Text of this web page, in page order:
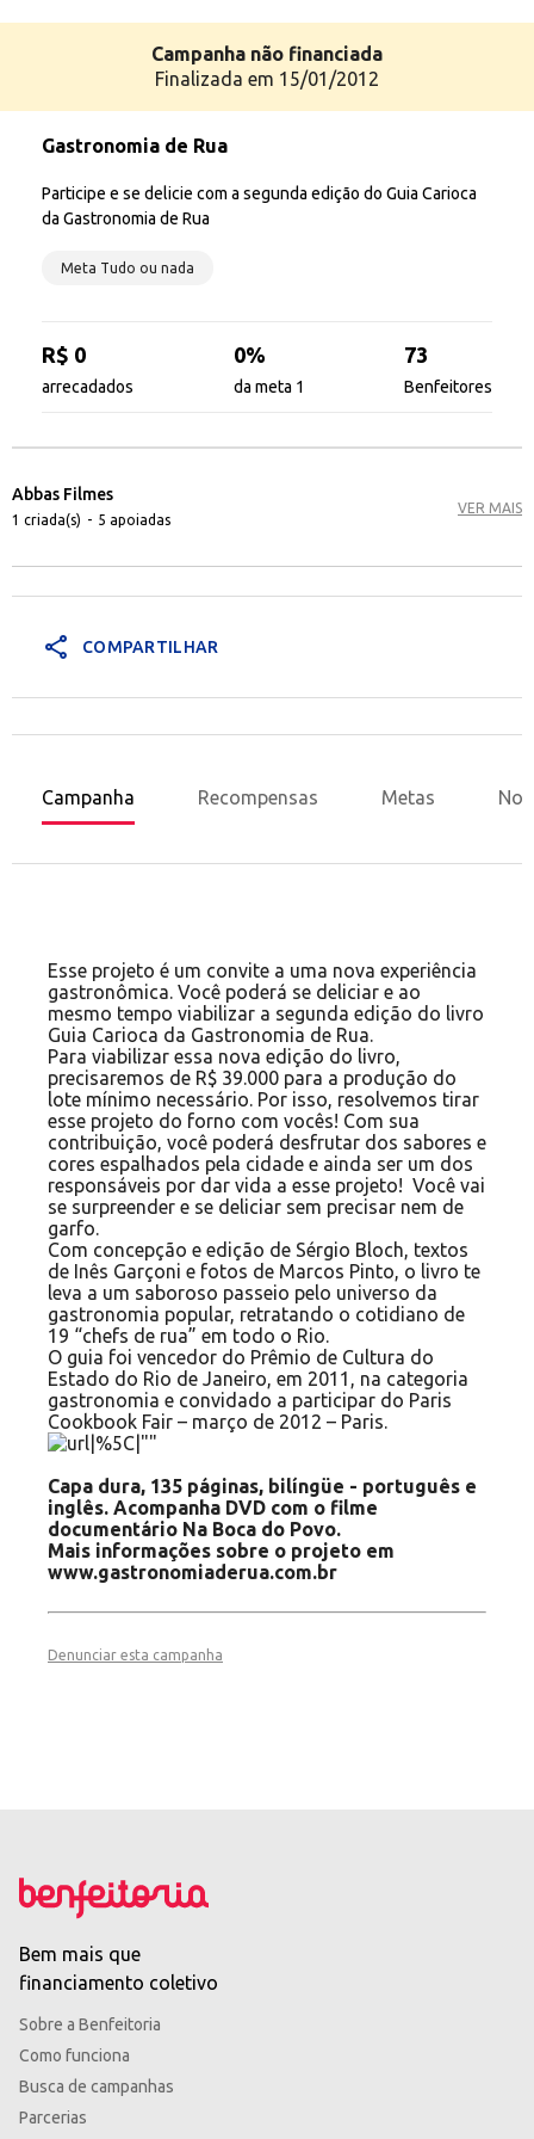
Campanha não financiada
Finalizada em 15/01/2012
Gastronomia de Rua
Participe e se delicie com a segunda edição do Guia Carioca
da Gastronomia de Rua
Meta Tudo ou nada
R$ 0
arrecadados
0%
da meta 1
73
Benfeitores
Abbas Filmes
1 criada(s) - 5 apoiadas
VER MAIS
share COMPARTILHAR
Campanha Recompensas Metas
Esse projeto é um convite a uma nova experiência
gastronômica. Você poderá se deliciar e ao
mesmo tempo viabilizar a segunda edição do livro
Guia Carioca da Gastronomia de Rua.
Para viabilizar essa nova edição do livro,
precisaremos de R$ 39.000 para a produção do
lote mínimo necessário. Por isso, resolvemos tirar
esse projeto do forno com vocês! Com sua
contribuição, você poderá desfrutar dos sabores e
cores espalhados pela cidade e ainda ser um dos
responsáveis por dar vida a esse projeto! Você vai
se surpreender e se deliciar sem precisar nem de
garfo.
Com concepção e edição de Sérgio Bloch, textos
de Inês Garçoni e fotos de Marcos Pinto, o livro te
leva a um saboroso passeio pelo universo da
gastronomia popular, retratando o cotidiano de
19 “chefs de rua” em todo o Rio.
O guia foi vencedor do Prêmio de Cultura do
Estado do Rio de Janeiro, em 2011, na categoria
gastronomia e convidado a participar do Paris
Cookbook Fair – março de 2012 – Paris.
Capa dura, 135 páginas, bilíngüe - português e
inglês. Acompanha DVD com o filme
documentário Na Boca do Povo.
Mais informações sobre o projeto em
www.gastronomiaderua.com.br
Denunciar esta campanha
Bem mais que
financiamento coletivo
Sobre a Benfeitoria
Como funciona
Busca de campanhas
Parcerias